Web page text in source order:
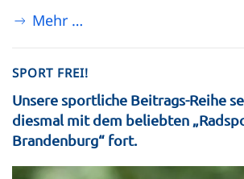
Mehr …
SPORT FREI!
Unsere sportliche Beitrags-Reihe
diesmal mit dem beliebten
Brandenburg“ fort.